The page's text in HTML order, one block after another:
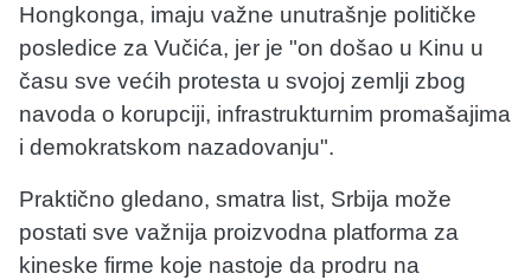
Hongkonga, imaju važne unutrašnje političke
posledice za Vučića, jer je "on došao u Kinu u
času sve većih protesta u svojoj zemlji zbog
navoda o korupciji, infrastrukturnim promašajima
i demokratskom nazadovanju".
Praktično gledano, smatra list, Srbija može
postati sve važnija proizvodna platforma za
kineske firme koje nastoje da prodru na